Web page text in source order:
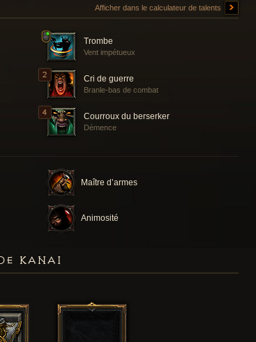
Afficher dans le calculateur de talents
Trombe
Vent impétueux
Cri de guerre
Branle-bas de combat
Courroux du berserker
Démence
Maître d’armes
Animosité
KANAI